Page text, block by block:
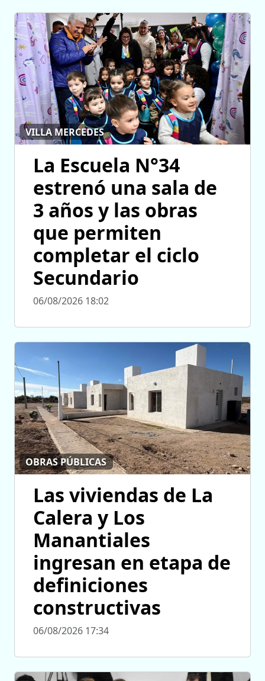
VILLA MERCEDES
La Escuela N°34
estrenó una sala de
3 años y las obras
que permiten
completar el ciclo
Secundario
06/08/2026 18:02
OBRAS PÚBLICAS
Las viviendas de La
Calera y Los
Manantiales
ingresan en etapa de
definiciones
constructivas
06/08/2026 17:34